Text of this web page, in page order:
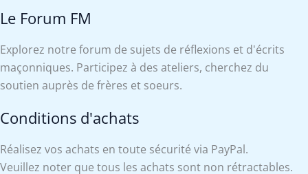
Le Forum FM
Explorez notre forum de sujets de réflexions et d'écrits
maçonniques. Participez à des ateliers, cherchez du
soutien auprès de frères et soeurs.
Conditions d'achats
Réalisez vos achats en toute sécurité via PayPal.
Veuillez noter que tous les achats sont non rétractables.